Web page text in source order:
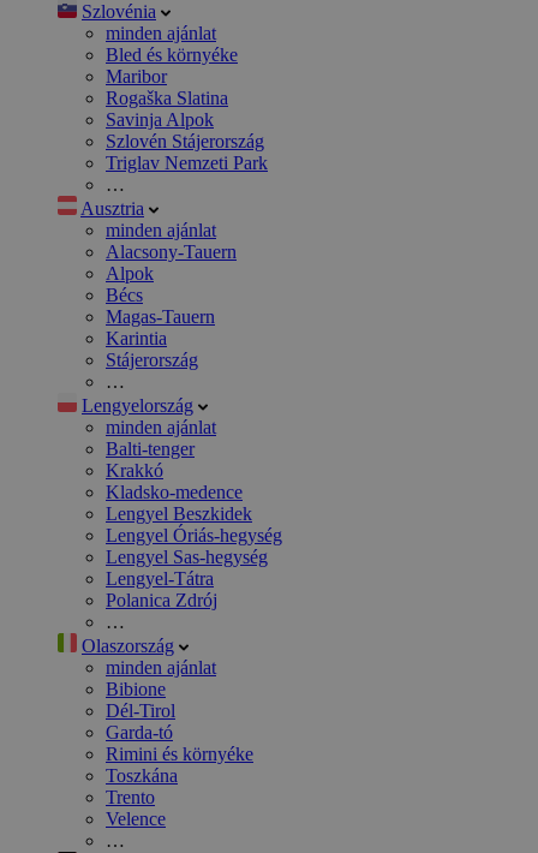
Szlovénia
minden ajánlat
Bled és környéke
Maribor
Rogaška Slatina
Savinja Alpok
Szlovén Stájerország
Triglav Nemzeti Park
…
Ausztria
minden ajánlat
Alacsony-Tauern
Alpok
Bécs
Magas-Tauern
Karintia
Stájerország
…
Lengyelország
minden ajánlat
Balti-tenger
Krakkó
Kladsko-medence
Lengyel Beszkidek
Lengyel Óriás-hegység
Lengyel Sas-hegység
Lengyel-Tátra
Polanica Zdrój
…
Olaszország
minden ajánlat
Bibione
Dél-Tirol
Garda-tó
Rimini és környéke
Toszkána
Trento
Velence
…